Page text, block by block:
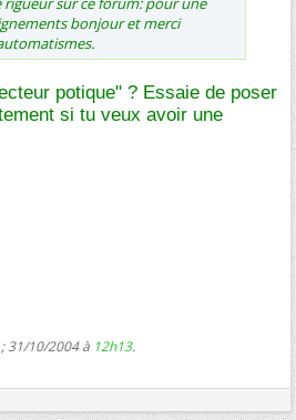
bonjour et merci
potique" ? Essaie de poser
si tu veux avoir une
31/10/2004 à 12h13.